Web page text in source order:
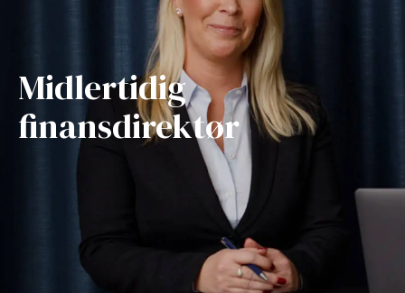
Midlertidig
finansdirektør